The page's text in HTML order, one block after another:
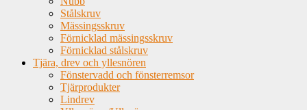
Stålskruv
Mässingsskruv
Förnicklad mässingsskruv
Förnicklad stålskruv
Tjära, drev och yllesnören
Fönstervadd och fönsterremsor
Tjärprodukter
Lindrev